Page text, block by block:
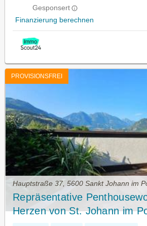
Gesponsert
Finanzierung berechnen
PROVISIONSFREI
Repräsentative
Herzen von St. Johann im